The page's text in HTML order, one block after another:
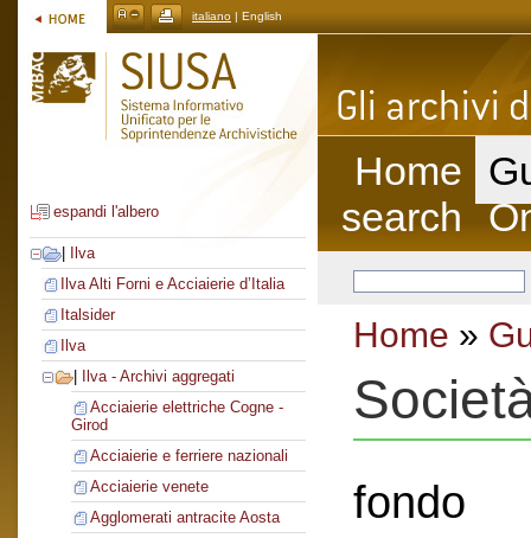
italiano | English
espandi l'albero
Ilva
Ilva Alti Forni e Acciaierie d’Italia
Italsider
Ilva
Ilva - Archivi aggregati
Acciaierie elettriche Cogne -
Girod
Acciaierie e ferriere nazionali
Acciaierie venete
Agglomerati antracite Aosta
Home
search
Home »
fondo